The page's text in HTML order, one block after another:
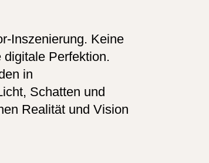
Inszenierung. Keine
Per­fek­tion.
in
Schatten und
Realität und Vision